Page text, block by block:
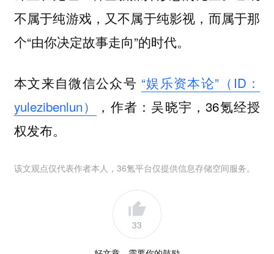
不属于纯游戏，又不属于纯影视，而属于那
个“由你决定故事走向”的时代。
本文来自微信公众号 “娱乐资本论”（ID：
yulezibenlun）
，作者：吴晓宇，36氪经授
权发布。
该文观点仅代表作者本人，36氪平台仅提供信息存储空间服务。
33